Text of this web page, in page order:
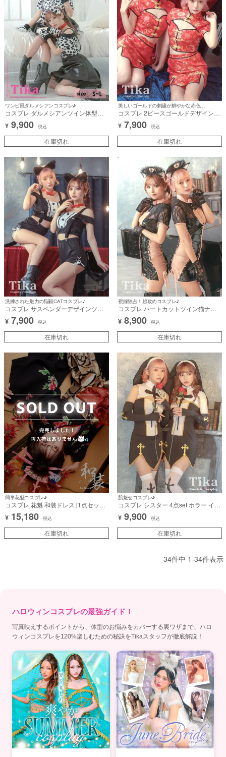
ワンピ風ダルメシアンコスプレ♪
コスプレ ダルメシアンツイン体型カ
バーフレアスカートガーリー犬アニマ
ル [6点セット] (トップス/チョーカー/
スカート/カチューシャ/マスク/グロー
ブ)【ハロウィン】[tk-hwbl001]
¥ 9,900 税込
在庫切れ
コスプレ 2ピースゴールドデザインツ
インへそ出しチャイナ服 [3点セット]
(トップス/スカート/お団子カバー)
【ハロウィン】[tk-hw893578]
¥ 7,900 税込
在庫切れ
洗練された魅力の悩殺CATコスプレ♪
コスプレ サスペンダーデザインツイ
ンへそ出し黒猫アニマル [5点セット]
(トップス/パンツ/チョーカー/サスペ
ンダー/カチューシャ)【ハロウィン】
¥ 7,900 税込
在庫切れ
視線独占！超攻めコスプレ♪
コスプレ ハートカットツイン猫ナー
スアニマル [4点セット] (ワンピース/
カチューシャ/手袋/ニーハイソックス)
【ハロウィン】[tk-hw894742]
¥ 8,900 税込
在庫切れ
簡単花魁コスプレ♪
コスプレ 花魁 和装ドレス [1点セット]
(着物)【ハロウィン】[tk-hw1189bk]
¥ 15,180 税込
在庫切れ
肌魅せコスプレ♪
コスプレ シスター 4点set ホラー イン
ポート 個性的 (ワンピース/ベール/ア
ームカバー/ニーハイソックス)【ハロ
ウィン】[la-hw70259]
¥ 9,900 税込
在庫切れ
34件中 1-34件表示
ハロウィンコスプレの最強ガイド！
写真映えするポイントから、体型のお悩みをカバーする裏ワザまで、ハロ
ウィンコスプレを120%楽しむための秘訣をTikaスタッフが徹底解説！